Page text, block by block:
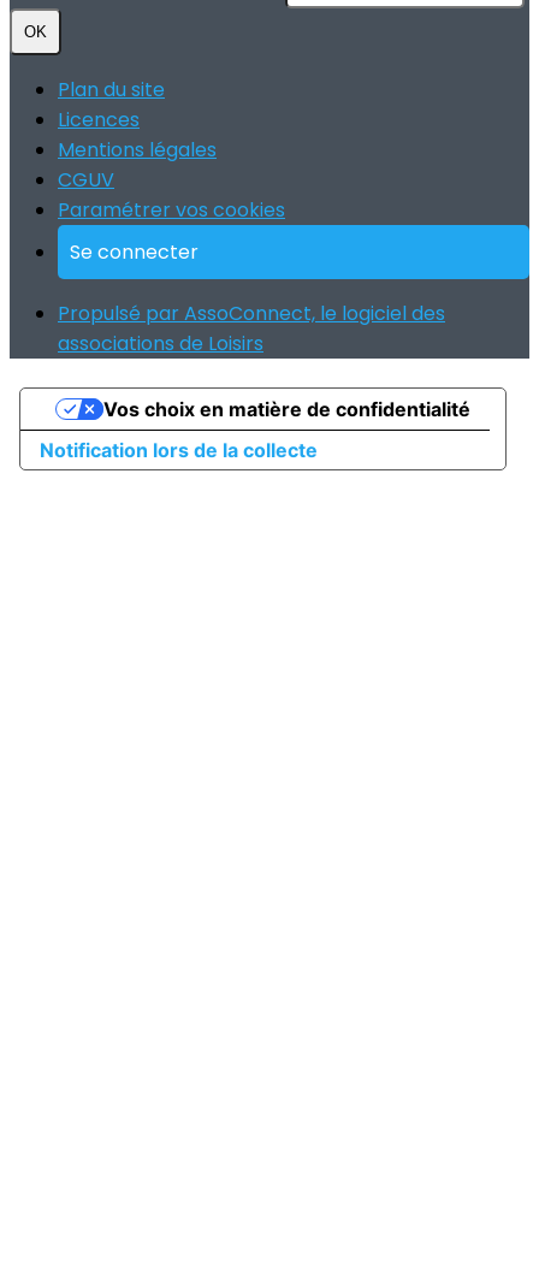
OK
Plan du site
Licences
Mentions légales
CGUV
Paramétrer vos cookies
Se connecter
Propulsé par AssoConnect, le logiciel des
associations de Loisirs
Notification lors de la collecte
Vos choix en matière de confidentialité